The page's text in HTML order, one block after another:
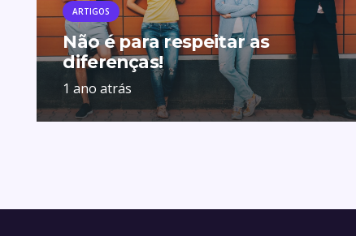
ARTIGOS
Não é para respeitar as
diferenças!
1 ano atrás